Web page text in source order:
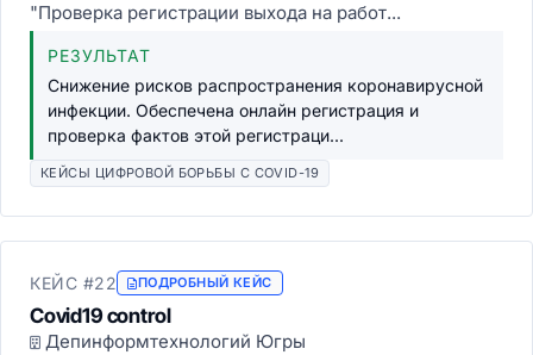
"Проверка регистрации выхода на работ...
РЕЗУЛЬТАТ
Снижение рисков распространения коронавирусной
инфекции. Обеспечена онлайн регистрация и
проверка фактов этой регистраци...
КЕЙСЫ ЦИФРОВОЙ БОРЬБЫ С COVID-19
КЕЙС #22 ПОДРОБНЫЙ КЕЙС
Covid19 control
Депинформтехнологий Югры